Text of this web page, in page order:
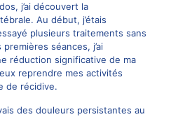
j’ai découvert la
Au début, j’étais
plusieurs traitements sans
séances, j’ai
réduction significative de ma
reprendre mes activités
de récidive.
des douleurs persistantes au